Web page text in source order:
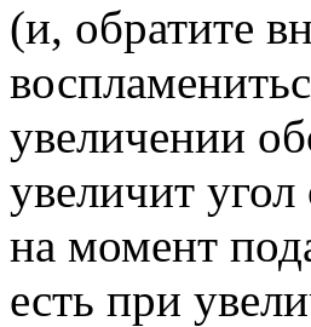
(и, обратите
увеличении
увеличит
на момент
есть при